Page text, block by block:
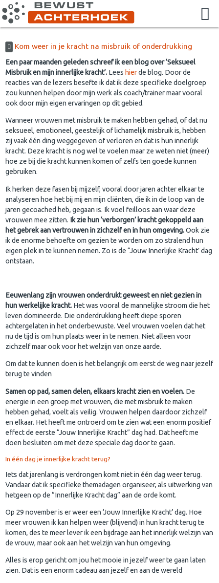
Kom weer in je kracht na misbruik of onderdrukking
Een paar maanden geleden schreef ik een blog over ‘Seksueel
Misbruik en mijn innerlijke kracht’. Lees hierde blog. Door de
reacties van de lezers besefte ik dat ik deze specifieke doelgroep
zou kunnen helpen door mijn werk als coach/trainer maar vooral
ook door mijn eigen ervaringen op dit gebied.
Wanneer vrouwen met misbruik te maken hebben gehad, of dat nu
seksueel, emotioneel, geestelijk of lichamelijk misbruik is, hebben
zij vaak één ding weggegeven of verloren en dat is hun innerlijk
kracht. Deze kracht is nog wel te voelen maar ze weten niet (meer)
hoe ze bij die kracht kunnen komen of zelfs ten goede kunnen
gebruiken.
Ik herken deze fasen bij mijzelf, vooral door jaren achter elkaar te
analyseren hoe het bij mij en mijn cliënten, die ik in de loop van de
jaren gecoached heb, gegaan is. Ik voel feilloos aan waar deze
vrouwen mee zitten. Ik zie hun ‘verborgen’ kracht gekoppeld aan
het gebrek aan vertrouwen in zichzelf en in hun omgeving.Ook zie
ik de enorme behoefte om gezien te worden om zo stralend hun
eigen plek in te kunnen nemen. Zo is de “Jouw Innerlijke Kracht’ dag
ontstaan.
Eeuwenlang zijn vrouwen onderdrukt geweest en niet gezien in
hun werkelijke kracht. Het was vooral de mannelijke stroom die het
leven domineerde. Die onderdrukking heeft diepe sporen
achtergelaten in het onderbewuste. Veel vrouwen voelen dat het
nu de tijd is om hun plaats weer in te nemen. Niet alleen voor
zichzelf maar ook voor het welzijn van onze aarde.
Om dat te kunnen doen is het belangrijk om eerst de weg naar jezelf
terug te vinden
Samen op pad, samen delen, elkaars kracht zien en voelen. De
energie in een groep met vrouwen, die met misbruik te maken
hebben gehad, voelt als veilig. Vrouwen helpen daardoor zichzelf
en elkaar. Het heeft me ontroerd om te zien wat een enorm positief
effect de eerste “Jouw Innerlijke Kracht” dag had. Dat heeft me
doen besluiten om met deze speciale dag door te gaan.
In één dag je innerlijke kracht terug?
Iets dat jarenlang is verdrongen komt niet in één dag weer terug.
Vandaar dat ik specifieke themadagen organiseer, als uitwerking van
hetgeen op de “Innerlijke Kracht dag” aan de orde komt.
Op 29 november is er weer een ‘Jouw Innerlijke Kracht’ dag. Hoe
meer vrouwen ik kan helpen weer (blijvend) in hun kracht terug te
komen, des te meer lever ik een bijdrage aan het innerlijk welzijn van
de vrouw, maar ook aan het welzijn van hun omgeving.
Alles is erop gericht om jou het mooie in jezelf weer te gaan laten
zien. Dat is een enorm cadeau aan jezelf en aan de wereld